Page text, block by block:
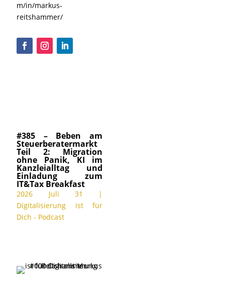
m/in/markus-
reitshammer/
#385 – Beben am
Steuerberatermarkt
Teil 2: Migration
ohne Panik, KI im
Kanzleialltag und
Einladung zum
IT&Tax Breakfast
2026 Juli 31
|
Digitalisierung ist für
Dich - Podcast